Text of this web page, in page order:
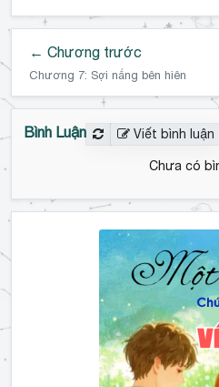
← Chương trước
Chương 7: Sợi nắng bên hiên
Bình Luận Viết bình luận
Chưa có